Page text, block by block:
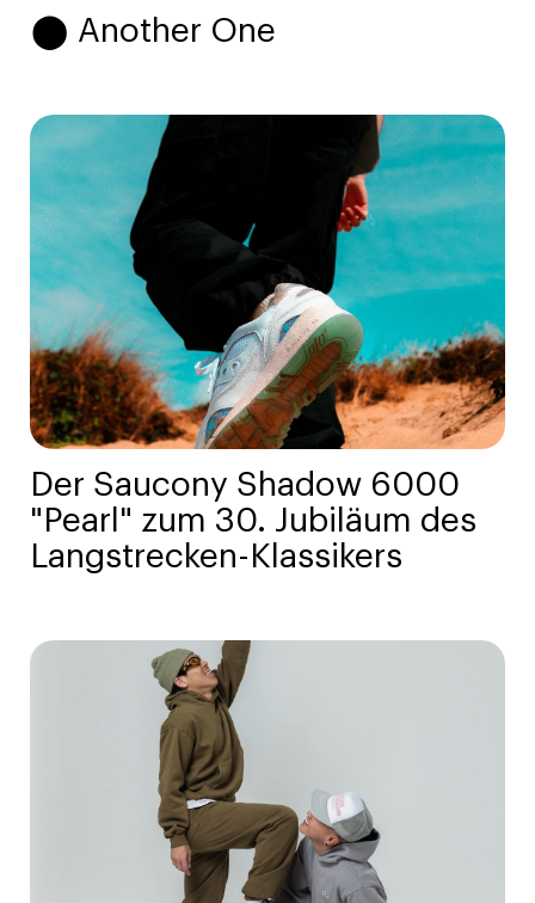
⬤ Another One
Der Saucony Shadow 6000
"Pearl" zum 30. Jubiläum des
Langstrecken-Klassikers